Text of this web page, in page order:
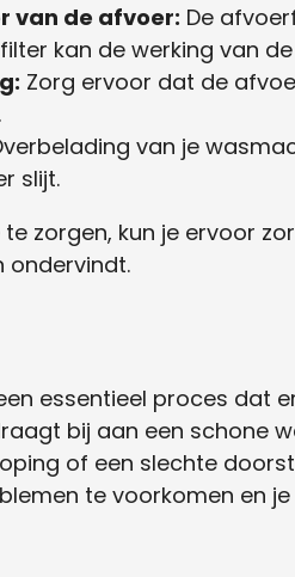
van de afvoer: De
kan de werking van
Zorg ervoor dat de
van je
slijt.
zorgen, kun je ervoor
ondervindt.
essentieel proces
bij aan een schone
of een slechte
te voorkomen en